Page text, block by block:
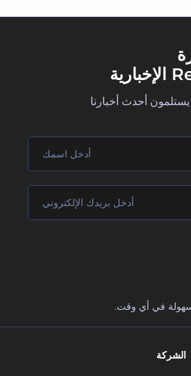
أخبارنا
أي وقت.